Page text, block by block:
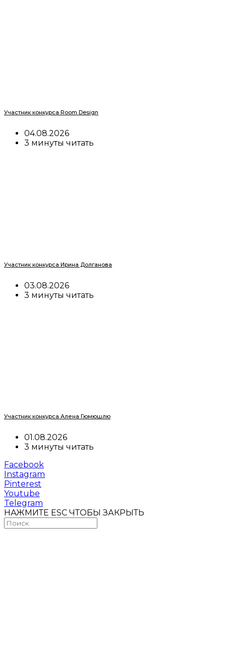
Участник конкурса Room Design
04.08.2026
3 минуты читать
Участник конкурса Ирина Долганова
03.08.2026
3 минуты читать
Участник конкурса Алена Гюмюшлю
01.08.2026
3 минуты читать
Facebook
Instagram
Pinterest
Youtube
Telegram
НАЖМИТЕ ESC ЧТОБЫ ЗАКРЫТЬ